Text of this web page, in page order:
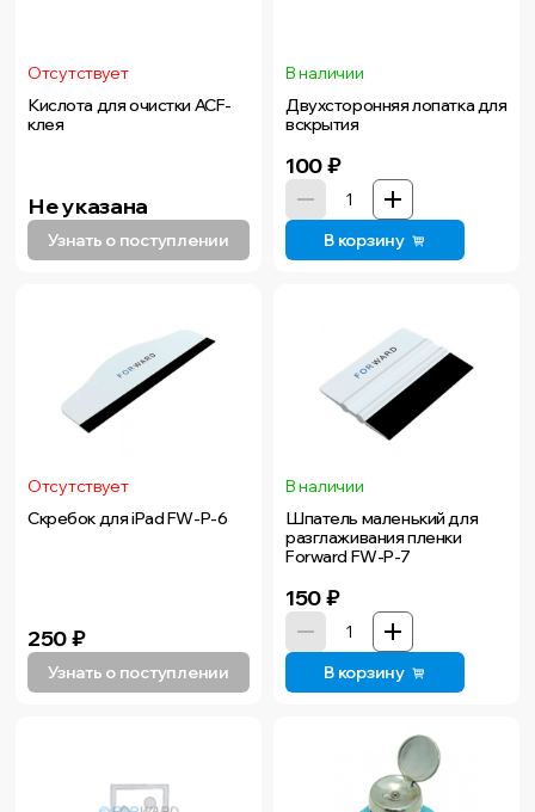
Отсутствует
Кислота для очистки ACF-
клея
Не указана
Узнать о поступлении
В наличии
Двухсторонняя лопатка для
вскрытия
100₽
В корзину
Отсутствует
Скребок для iPad FW-P-6
250₽
Узнать о поступлении
В наличии
Шпатель маленький для
разглаживания пленки
Forward FW-P-7
150₽
В корзину